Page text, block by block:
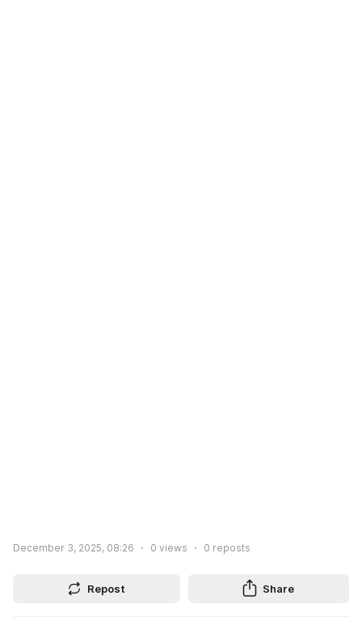
December 3, 2025, 08:26 0 views 0 reposts
Repost Share